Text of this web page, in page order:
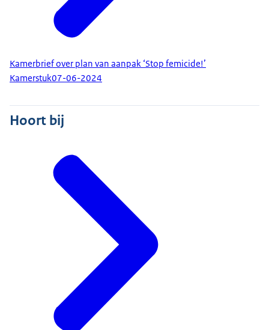
Kamerbrief over plan van aanpak ‘Stop femicide!’
Kamerstuk07-06-2024
Hoort bij